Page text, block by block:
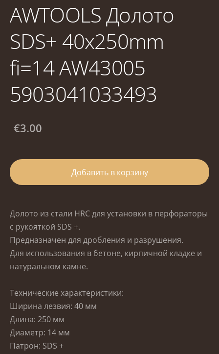
AWTOOLS Долото
SDS+ 40x250mm
fi=14 AW43005
5903041033493
€3.00
Добавить в корзину
Долото из стали HRC для установки в перфораторы
с рукояткой SDS +.
Предназначен для дробления и разрушения.
Для использования в бетоне, кирпичной кладке и
натуральном камне.
Технические характеристики:
Ширина лезвия: 40 мм
Длина: 250 мм
Диаметр: 14 мм
Патрон: SDS +